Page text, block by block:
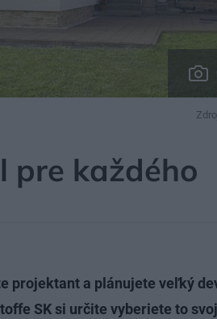
pre každého
projektant a plánujete veľký
SK si určite vyberiete to